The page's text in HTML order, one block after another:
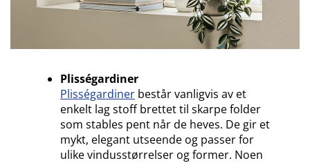
Plisségardiner
Plisségardiner består vanligvis av et
enkelt lag stoff brettet til skarpe folder
som stables pent når de heves. De gir et
mykt, elegant utseende og passer for
ulike vindusstørrelser og former. Noen